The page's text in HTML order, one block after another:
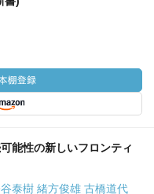
能性の新しいフロンティ
泰樹 緒方俊雄 古橋道代